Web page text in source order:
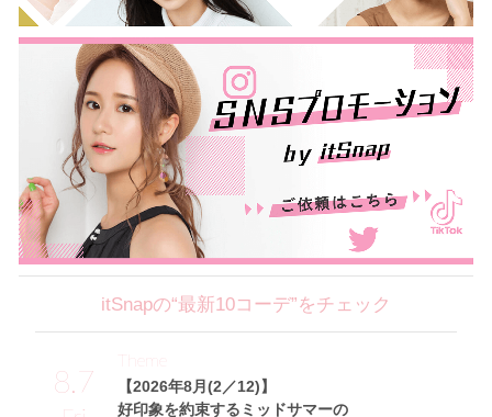
itSnapの“最新10コーデ”をチェック
8.7
【2026年8月(2／12)】
好印象を約束するミッドサマーの
Theme